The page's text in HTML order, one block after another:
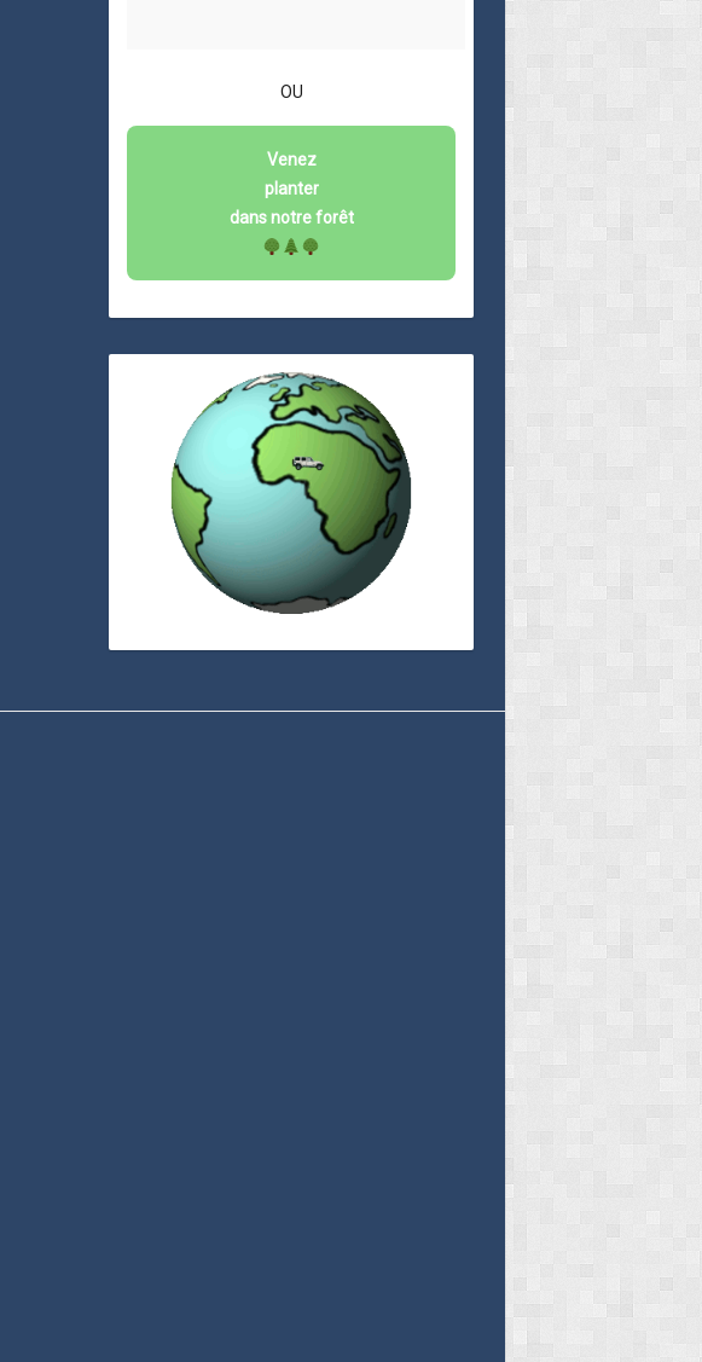
OU
Venez
planter
dans notre forêt